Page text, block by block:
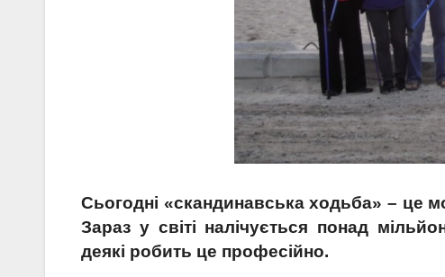
Сьогодні «скандинавська ходьба» – це
Зараз у світі налічується понад
деякі робить це професійно.